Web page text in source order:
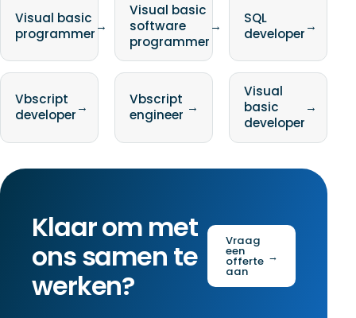
Visual basic
programmer→
Visual basic
software
programmer
→
SQL
developer→
Vbscript
developer→
Vbscript
engineer →
Visual
basic
developer
→
Klaar om met
ons samen te
werken?
Vraag
een
offerte
aan
→